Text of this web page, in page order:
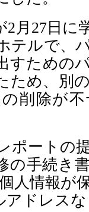
2月27日に
テルで、
すための
ため、別
削除が
ポートの
の手続き
人情報が
アドレス